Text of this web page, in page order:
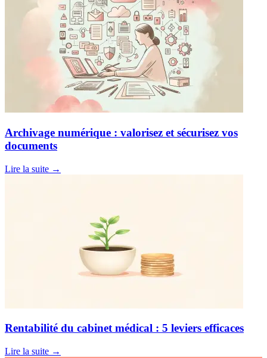
Archivage numérique : valorisez et sécurisez vos
documents
Lire la suite →
Rentabilité du cabinet médical : 5 leviers efficaces
Lire la suite →